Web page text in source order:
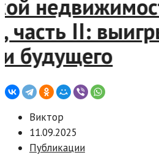
II:
Виктор
11.09.2025
Публикации